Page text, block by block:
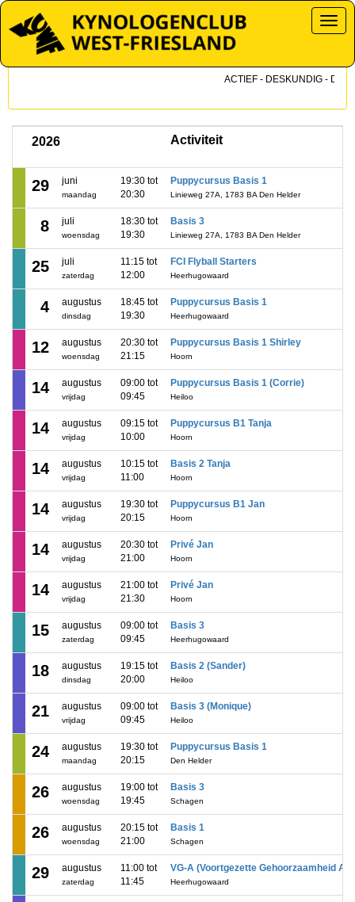
ACTIEF - DESKUNDIG -
2026 Activiteit
29 juni
maandag
19:30 tot
20:30
Puppycursus Basis 1
Linieweg 27A, 1783 BA Den Helder
8 juli
woensdag
18:30 tot
19:30
Basis 3
Linieweg 27A, 1783 BA Den Helder
25 juli
zaterdag
11:15 tot
12:00
FCI Flyball Starters
Heerhugowaard
4 augustus
dinsdag
18:45 tot
19:30
Puppycursus Basis 1
Heerhugowaard
12 augustus
woensdag
20:30 tot
21:15
Puppycursus Basis 1 Shirley
Hoorn
14 augustus
vrijdag
09:00 tot
09:45
Puppycursus Basis 1 (Corrie)
Heiloo
14 augustus
vrijdag
09:15 tot
10:00
Puppycursus B1 Tanja
Hoorn
14 augustus
vrijdag
10:15 tot
11:00
Basis 2 Tanja
Hoorn
14 augustus
vrijdag
19:30 tot
20:15
Puppycursus B1 Jan
Hoorn
14 augustus
vrijdag
20:30 tot
21:00
Privé Jan
Hoorn
14 augustus
vrijdag
21:00 tot
21:30
Privé Jan
Hoorn
15 augustus
zaterdag
09:00 tot
09:45
Basis 3
Heerhugowaard
18 augustus
dinsdag
19:15 tot
20:00
Basis 2 (Sander)
Heiloo
21 augustus
vrijdag
09:00 tot
09:45
Basis 3 (Monique)
Heiloo
24 augustus
maandag
19:30 tot
20:15
Puppycursus Basis 1
Den Helder
26 augustus
woensdag
19:00 tot
19:45
Basis 3
Schagen
26 augustus
woensdag
20:15 tot
21:00
Basis 1
Schagen
29 augustus
zaterdag
11:00 tot
11:45
VG-A (Voortgezette Gehoorzaamheid A)
Heerhugowaard